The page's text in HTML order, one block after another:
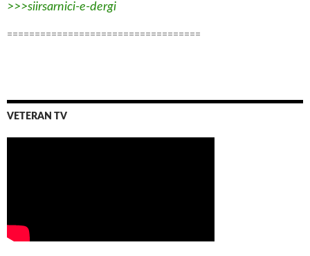
>>>siirsarnici-e-dergi
===================================
VETERAN TV